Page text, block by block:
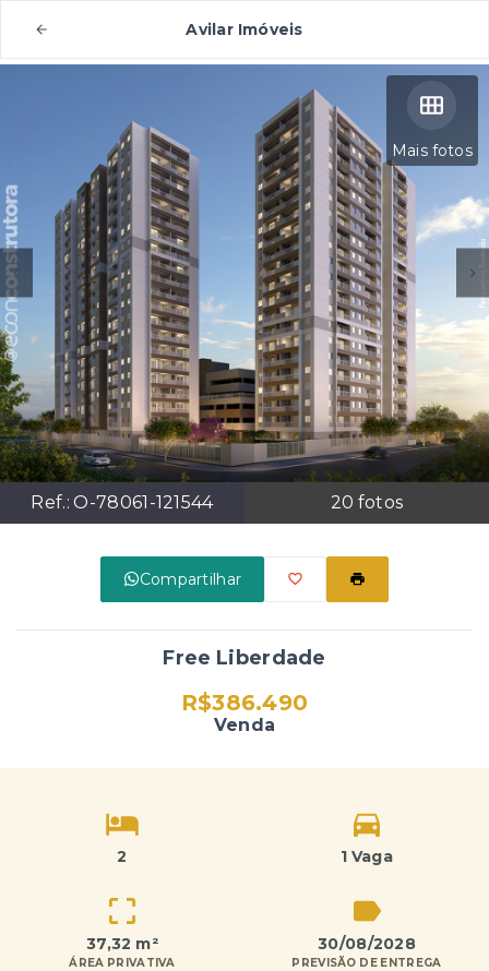
Avilar Imóveis
Mais fotos
Ref.:O-78061-121544 20 fotos
Compartilhar
Free Liberdade
R$386.490
Venda
2 1 Vaga
37,32 m²
ÁREA PRIVATIVA
30/08/2028
PREVISÃO DE ENTREGA